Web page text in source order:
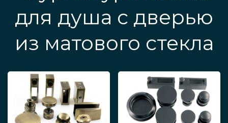
для душа с дверью
из матового стекла